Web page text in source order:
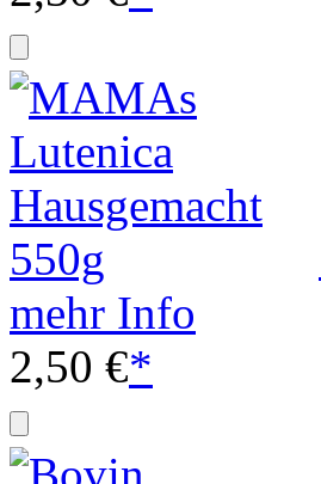
mehr Info
2,50 €*